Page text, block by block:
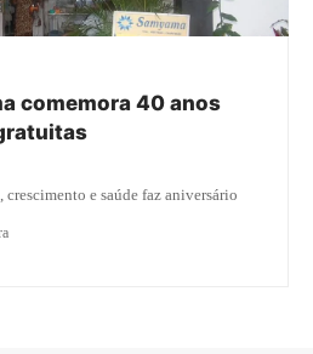
comemora 40 anos
e saúde faz aniversário